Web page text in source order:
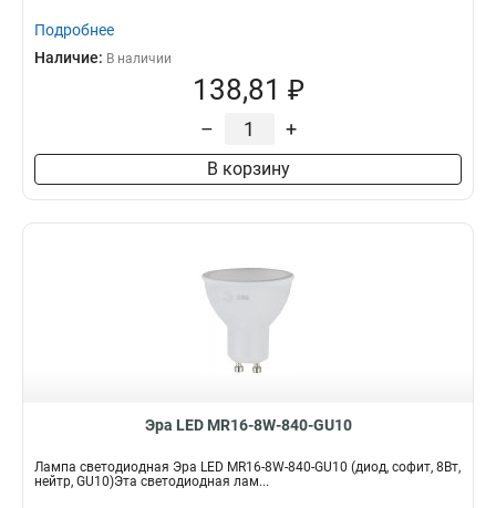
Подробнее
Наличие: В наличии
138,81 ₽
– +
В корзину
Эра LED MR16-8W-840-GU10
Лампа светодиодная Эра LED MR16-8W-840-GU10 (диод, софит, 8Вт,
нейтр, GU10)Эта светодиодная лам...